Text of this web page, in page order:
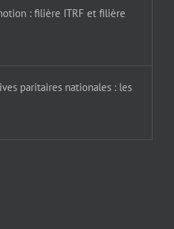
: filière ITRF et filière
paritaires nationales : les